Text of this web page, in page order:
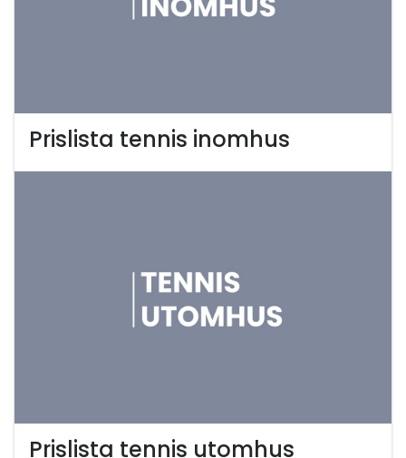
Prislista tennis inomhus
Prislista tennis utomhus